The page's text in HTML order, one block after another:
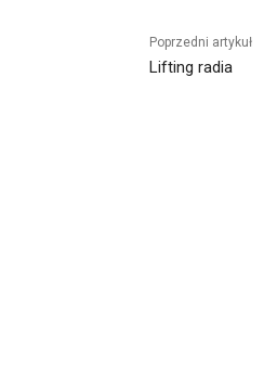
Poprzedni artykuł
Lifting radia